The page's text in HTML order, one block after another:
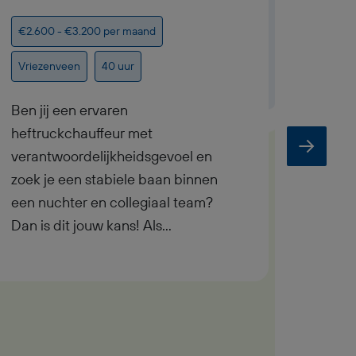
€2.600 - €3.200 per maand
Vriezenveen 40 uur
Ben jij een ervaren
heftruckchauffeur met
verantwoordelijkheidsgevoel en
zoek je een stabiele baan binnen
een nuchter en collegiaal team?
Dan is dit jouw kans! Als